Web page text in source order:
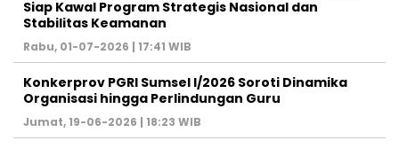
Siap Kawal Program Strategis Nasional dan
Stabilitas Keamanan ‎
Rabu, 01-07-2026 | 17:41 WIB
Konkerprov PGRI Sumsel I/2026 Soroti Dinamika
Organisasi hingga Perlindungan Guru ‎
Jumat, 19-06-2026 | 18:23 WIB